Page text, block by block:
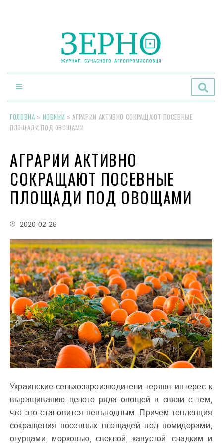
ГОЛОВНА » НОВИНИ »АГРАРИИ АКТИВНО СОКРАЩАЮТ ПОСЕВНЫЕ
ПЛОЩАДИ ПОД ОВОЩАМИ
АГРАРИИ АКТИВНО
СОКРАЩАЮТ ПОСЕВНЫЕ
ПЛОЩАДИ ПОД ОВОЩАМИ
2020-02-26
Украинские сельхозпроизводители теряют интерес к
выращиванию целого ряда овощей в связи с тем,
что это становится невыгодным. Причем тенденция
сокращения посевных площадей под помидорами,
огурцами, морковью, свеклой, капустой, сладким и